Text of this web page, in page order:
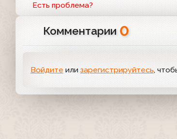
Есть проблема?
Комментарии 0
Войдите или зарегистрируйтесь,